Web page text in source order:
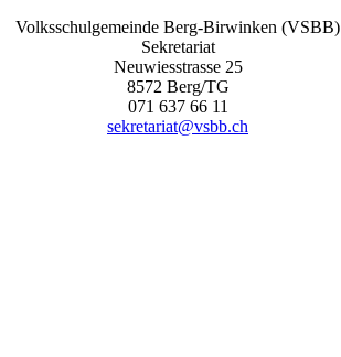
Volksschulgemeinde Berg-Birwinken (VSBB)
Sekretariat
Neuwiesstrasse 25
8572 Berg/TG
071 637 66 11
sekretariat@vsbb.ch